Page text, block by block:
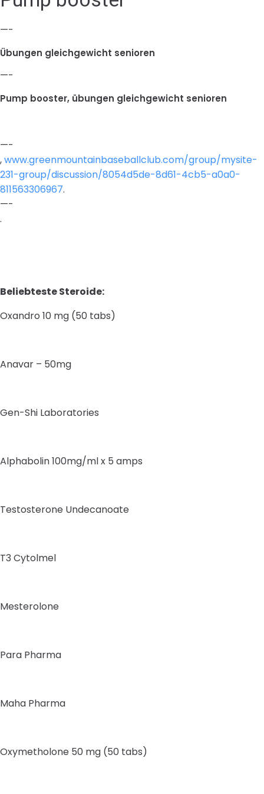
—-
Übungen gleichgewicht senioren
—-
Pump booster, übungen gleichgewicht senioren
—-
,www.greenmountainbaseballclub.com/group/mysite-
231-group/discussion/8054d5de-8d61-4cb5-a0a0-
811563306967.
—-
.
Beliebteste Steroide:
Oxandro 10 mg (50 tabs)
Anavar – 50mg
Gen-Shi Laboratories
Alphabolin 100mg/ml x 5 amps
Testosterone Undecanoate
T3 Cytolmel
Mesterolone
Para Pharma
Maha Pharma
Oxymetholone 50 mg (50 tabs)